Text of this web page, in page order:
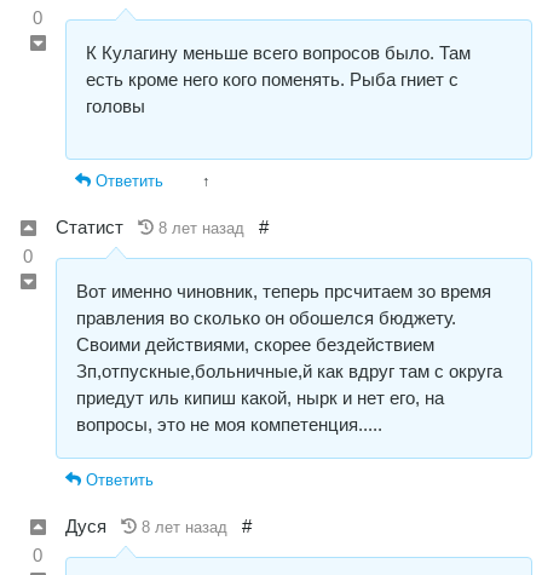
0
К Кулагину меньше всего вопросов было. Там
есть кроме него кого поменять. Рыба гниет с
головы
Ответить ↑
0
Статист 8 лет назад #
Вот именно чиновник, теперь прсчитаем зо время
правления во сколько он обошелся бюджету.
Своими действиями, скорее бездействием
Зп,отпускные,больничные,й как вдруг там с округа
приедут иль кипиш какой, нырк и нет его, на
вопросы, это не моя компетенция.....
Ответить
0
Дуся 8 лет назад #